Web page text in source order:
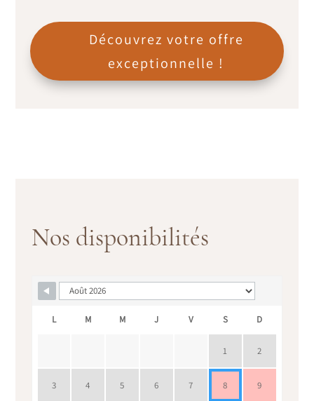
Découvrez votre offre
exceptionnelle !
Nos disponibilités
L M M J V S D
1 2
3 4 5 6 7 8 9